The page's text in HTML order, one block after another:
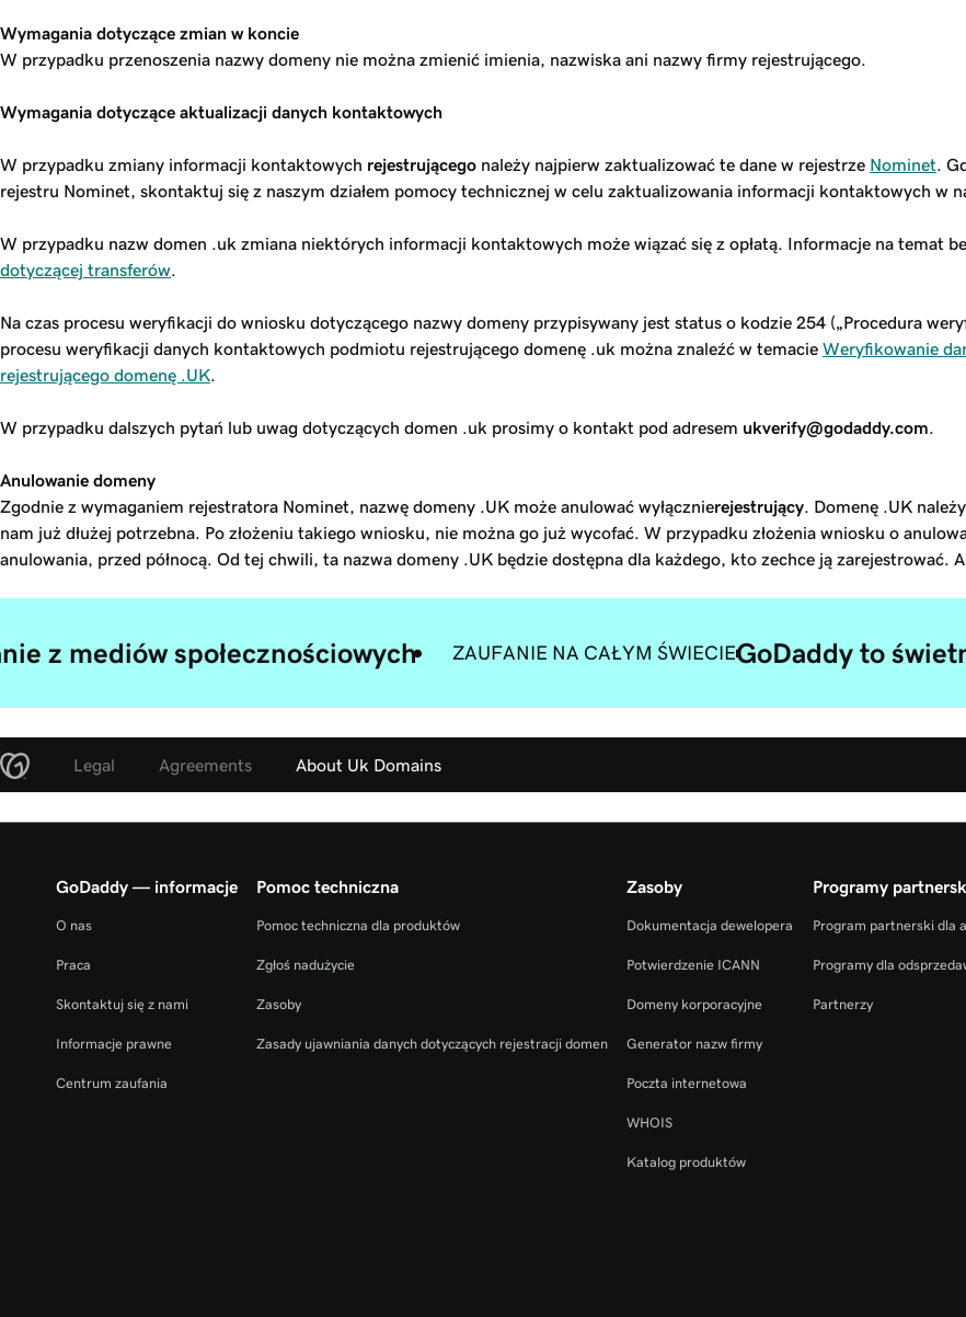
Wymagania dotyczące zmian w koncie
W przypadku przenoszenia nazwy domeny nie można zmienić imienia, nazwiska ani nazwy firmy rejestrującego.
Wymagania dotyczące aktualizacji danych kontaktowych
W przypadku zmiany informacji kontaktowych rejestrującego należy najpierw zaktualizować te dane w rejestrze Nominet .
rejestru Nominet, skontaktuj się z naszym działem pomocy technicznej w celu zaktualizowania informacji kontaktowych w
W przypadku nazw domen .uk zmiana niektórych informacji kontaktowych może wiązać się z opłatą. Informacje na temat
dotyczącej transferów
Na czas procesu weryfikacji do wniosku dotyczącego nazwy domeny przypisywany jest status o kodzie 254 („Procedura
procesu weryfikacji danych kontaktowych podmiotu rejestrującego domenę .uk można znaleźć w temacie Weryfikowanie
rejestrującego domenę .UK
W przypadku dalszych pytań lub uwag dotyczących domen .uk prosimy o kontakt pod adresem ukverify@godaddy.com
Anulowanie domeny
Zgodnie z wymaganiem rejestratora Nominet, nazwę domeny .UK może anulować wyłącznierejestrujący . Domenę .UK
nam już dłużej potrzebna. Po złożeniu takiego wniosku, nie można go już wycofać. W przypadku złożenia wniosku o
anulowania, przed północą. Od tej chwili, ta nazwa domeny .UK będzie dostępna dla każdego, kto zechce ją zarejestrować.
z mediów społecznościowych ZAUFANIE NA CAŁYM ŚWIECIEGoDaddy to
Legal Agreements About Uk Domains
GoDaddy — informacje
O nas
Praca
Skontaktuj się z nami
Informacje prawne
Centrum zaufania
Pomoc techniczna
Pomoc techniczna dla produktów
Zgłoś nadużycie
Zasoby
Zasady ujawniania danych dotyczących rejestracji domen
Zasoby
Dokumentacja dewelopera
Potwierdzenie ICANN
Domeny korporacyjne
Generator nazw firmy
Poczta internetowa
WHOIS
Katalog produktów
Programy
Program partnerski dla
Programy dla
Partnerzy